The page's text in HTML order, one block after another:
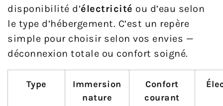
disponibilité d’électricité ou d’eau selon
le type d’hébergement. C’est un repère
simple pour choisir selon vos envies —
déconnexion totale ou confort soigné.
Type
Immersion
nature
Confort
courant